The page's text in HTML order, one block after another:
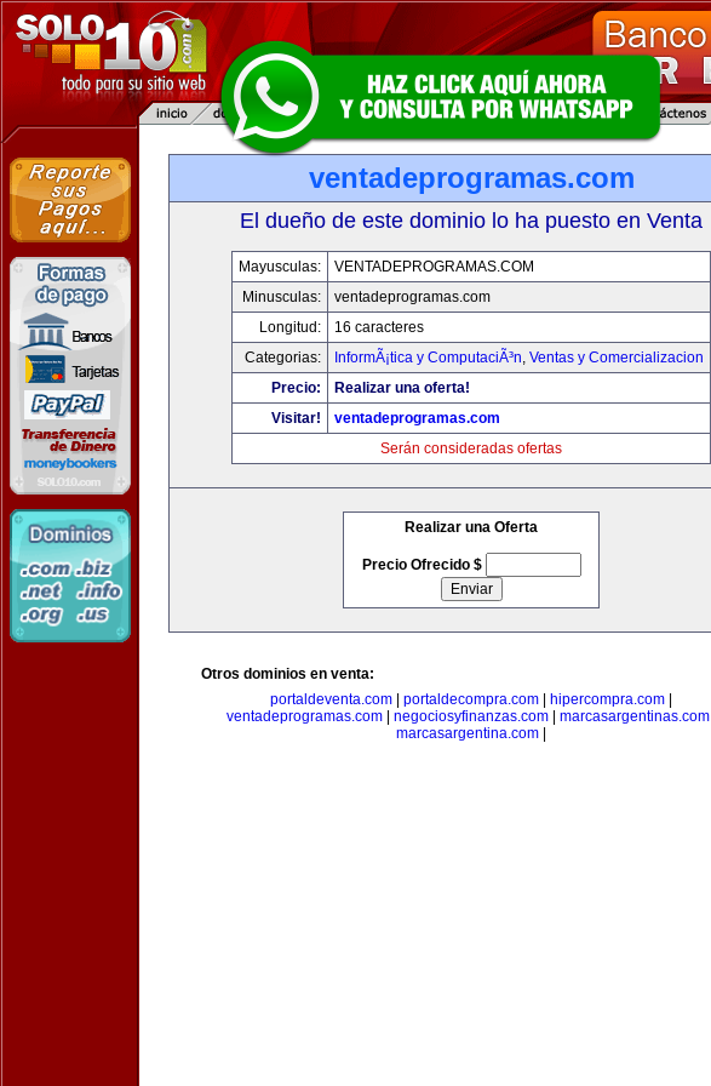
ventadeprogramas.com
El dueño de este dominio lo ha puesto en Venta
Mayusculas:
VENTADEPROGRAMAS.COM
Minusculas:
ventadeprogramas.com
Longitud:
16 caracteres
Categorias:
InformÃ¡tica y ComputaciÃ³n, Ventas y Comercializacion
Precio:
Realizar una oferta!
Visitar!
ventadeprogramas.com
Serán consideradas ofertas
Realizar una Oferta
Precio Ofrecido $
Otros dominios en venta:
portaldeventa.com
portaldecompra.com hipercompra.com
ventadeprogramas.com| negociosyfinanzas.com| marcasargentinas.com|
marcasargentina.com